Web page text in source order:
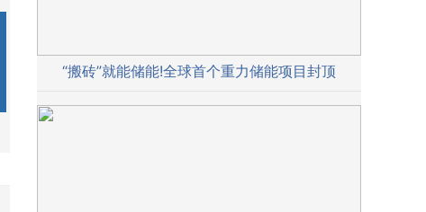
“搬砖”就能储能!全球首个重力储能项目封顶